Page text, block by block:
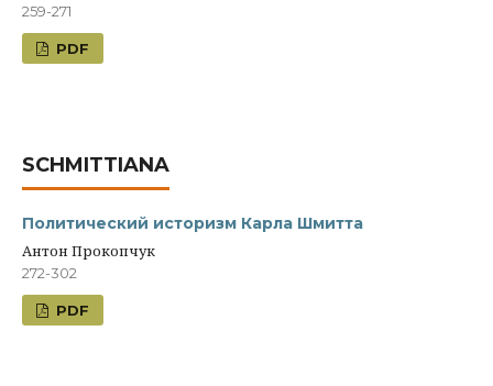
259-271
PDF
SCHMITTIANA
Политический историзм Карла Шмитта
Антон Прокопчук
272-302
PDF